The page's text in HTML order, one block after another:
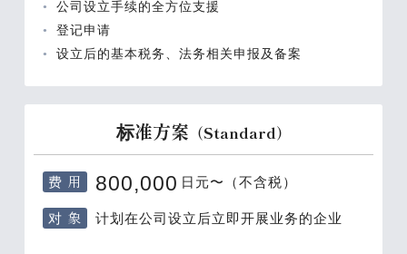
公司设立手续的全方位支援
登记申请
设立后的基本税务、法务相关申报及备案
标准方案 （Standard）
费 用 800,000 日元〜（不含税）
对 象 计划在公司设立后立即开展业务的企业